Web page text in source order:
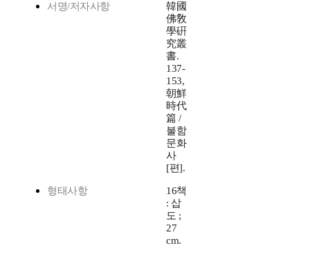
서명/저자사항
韓國
佛敎
學硏
究叢
書.
137-
153,
朝鮮
時代
篇 /
불함
문화
사
[편].
형태사항
16책
: 삽
도 ;
27
cm.